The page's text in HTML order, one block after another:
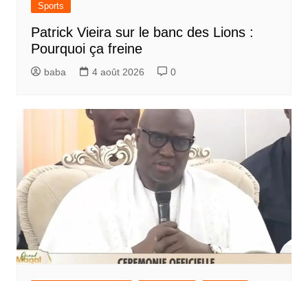
Sports
Patrick Vieira sur le banc des Lions :
Pourquoi ça freine
baba 4 août 2026 0